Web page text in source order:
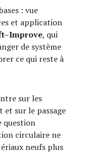
: vue
et application
, qui
de système
ce qui reste à
sur les
sur le passage
question
circulaire ne
neufs plus